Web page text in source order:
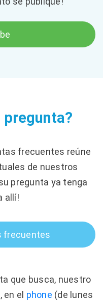
pregunta?
frecuentes reúne
de nuestros
pregunta ya tenga
allí!
frecuentes
que busca, nuestro
, en el phone (de lunes